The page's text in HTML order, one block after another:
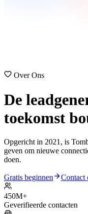
Over Ons
De
toekomst
Opgericht in 2021, is
geven om nieuwe
doen.
Gratis beginnen Contact
450M+
Geverifieerde contacten